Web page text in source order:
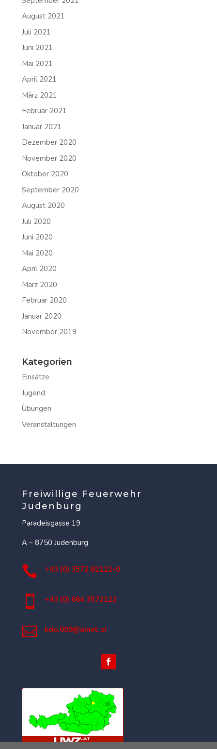
August 2021
Juli 2021
Juni 2021
Mai 2021
April 2021
März 2021
Februar 2021
Januar 2021
Dezember 2020
November 2020
Oktober 2020
September 2020
August 2020
Juli 2020
Juni 2020
Mai 2020
April 2020
März 2020
Februar 2020
Januar 2020
November 2019
Kategorien
Einsätze
Jugend
Übungen
Veranstaltungen
Freiwillige Feuerwehr
Judenburg
Paradeisgasse 19
A – 8750 Judenburg
 +43 (0) 3572 82122-0
 +43 (0) 664 3572122
 kdo.009@ainet.at